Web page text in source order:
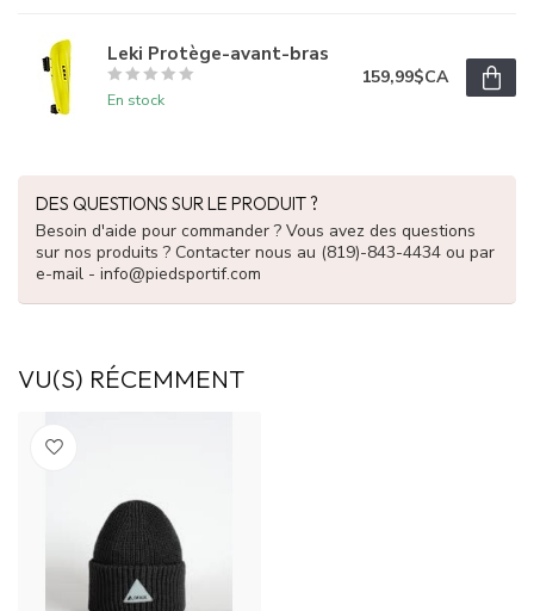
Leki Protège-avant-bras
En stock
159,99$CA
DES QUESTIONS SUR LE PRODUIT ?
Besoin d'aide pour commander ? Vous avez des questions
sur nos produits ? Contacter nous au (819)-843-4434 ou par
e-mail - info@piedsportif.com
VU(S) RÉCEMMENT